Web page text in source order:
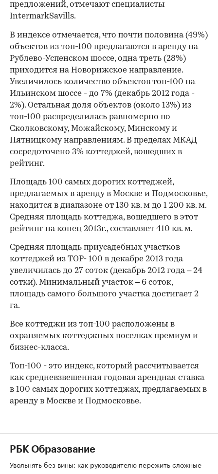
предложений, отмечают специалисты
IntermarkSavills.
В индексе отмечается, что почти половина (49%)
объектов из топ-100 предлагаются в аренду на
Рублево-Успенском шоссе, одна треть (28%)
приходится на Новорижское направление.
Увеличилось количество объектов топ-100 на
Ильинском шоссе - до 7% (декабрь 2012 года -
2%). Остальная доля объектов (около 13%) из
топ-100 распределилась равномерно по
Сколковскому, Можайскому, Минскому и
Пятницкому направлениям. В пределах МКАД
сосредоточено 3% коттеджей, вошедших в
рейтинг.
Площадь 100 самых дорогих коттеджей,
предлагаемых в аренду в Москве и Подмосковье,
находится в диапазоне от 130 кв. м до 1 200 кв. м.
Средняя площадь коттеджа, вошедшего в этот
рейтинг на конец 2013г., составляет 410 кв. м.
Средняя площадь приусадебных участков
коттеджей из ТОР- 100 в декабре 2013 года
увеличилась до 27 соток (декабрь 2012 года – 24
сотки). Минимальный участок – 6 соток,
площадь самого большого участка достигает 2
га.
Все коттеджи из топ-100 расположены в
охраняемых коттеджных поселках премиум и
бизнес-класса.
Топ-100 - это индекс, который рассчитывается
как средневзвешенная годовая арендная ставка
в 100 самых дорогих коттеджах, предлагаемых в
аренду в Москве и Подмосковье.
РБК Образование
Увольнять без вины: как руководителю пережить сложные